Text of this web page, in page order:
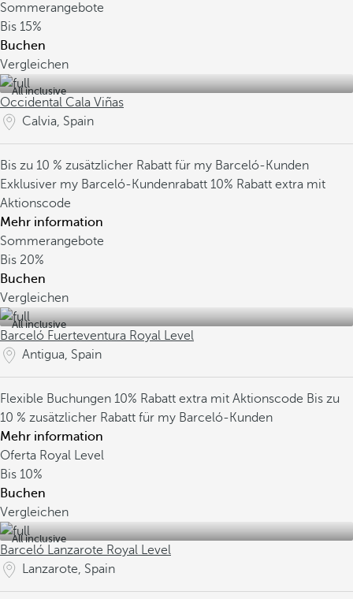
Sommerangebote
Bis 15%
Buchen
Vergleichen
All inclusive
Occidental Cala Viñas
Calvia, Spain
Bis zu 10 % zusätzlicher Rabatt für my Barceló-Kunden
Exklusiver my Barceló-Kundenrabatt 10% Rabatt extra mit
Aktionscode
Mehr information
Sommerangebote
Bis 20%
Buchen
Vergleichen
All inclusive
Barceló Fuerteventura Royal Level
Antigua, Spain
Flexible Buchungen 10% Rabatt extra mit Aktionscode Bis zu
10 % zusätzlicher Rabatt für my Barceló-Kunden
Mehr information
Oferta Royal Level
Bis 10%
Buchen
Vergleichen
All inclusive
Barceló Lanzarote Royal Level
Lanzarote, Spain